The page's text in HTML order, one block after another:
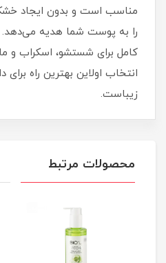
مناسب است و بدون ایجاد
را به پوست شما هدیه می‌دهد.
کامل برای شستشو، اسکراب
انتخاب اولاین بهترین راه
زیباست.
محصولات مرتبط